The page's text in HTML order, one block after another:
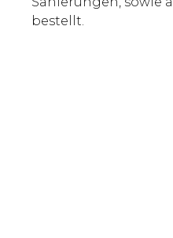
bestellt.